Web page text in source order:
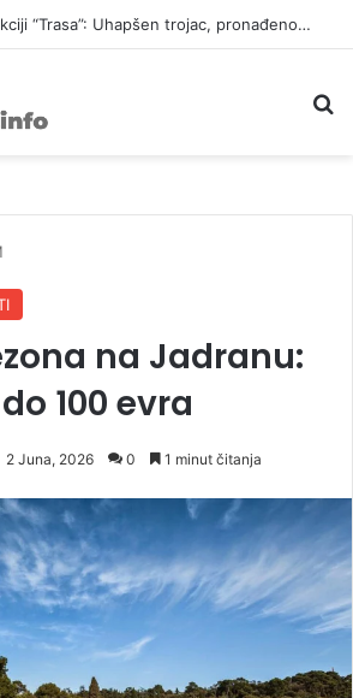
PU Banjaluka u akciji “Trasa”: Uhapšen trojac, pronađeno 14 automatskih pušaka (FOTO)
na Jadranu:
100 evra
2 Juna, 2026 0 1 minut čitanja